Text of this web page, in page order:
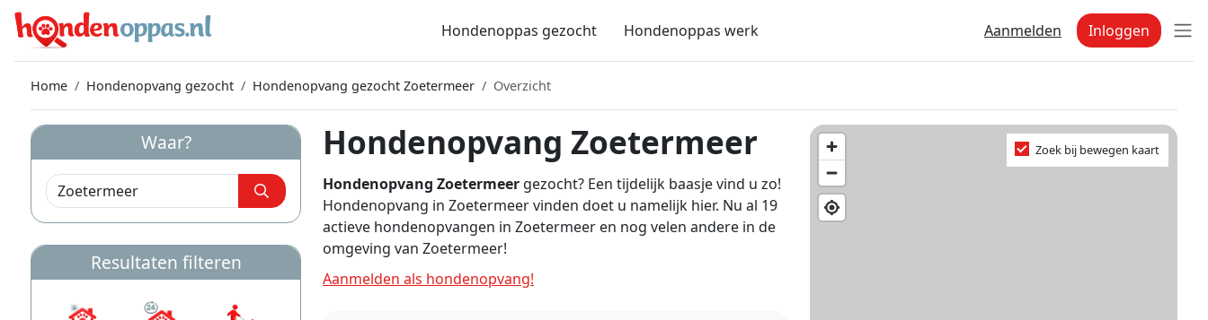
Hondenoppas gezocht Hondenoppas werk Aanmelden Inloggen
Home Hondenopvang gezocht Hondenopvang gezocht Zoetermeer Overzicht
Hondenopvang Zoetermeer
Hondenopvang Zoetermeer gezocht? Een tijdelijk baasje vind u zo!
Hondenopvang in Zoetermeer vinden doet u namelijk hier. Nu al 19
actieve hondenopvangen in Zoetermeer en nog velen andere in de
omgeving van Zoetermeer!
Aanmelden als hondenopvang!
Zoek bij bewegen kaart
Waar?
Resultaten filteren